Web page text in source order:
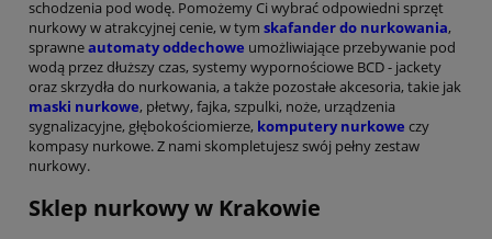
schodzenia pod wodę. Pomożemy Ci wybrać odpowiedni sprzęt
nurkowy w atrakcyjnej cenie, w tym skafander do nurkowania,
sprawneautomaty oddechowe umożliwiające przebywanie pod
wodą przez dłuższy czas, systemy wypornościowe BCD - jackety
oraz skrzydła do nurkowania, a także pozostałe akcesoria, takie jak
maski nurkowe, płetwy, fajka, szpulki, noże, urządzenia
sygnalizacyjne, głębokościomierze, komputery nurkowe czy
kompasy nurkowe. Z nami skompletujesz swój pełny zestaw
nurkowy.
Sklep nurkowy w Krakowie